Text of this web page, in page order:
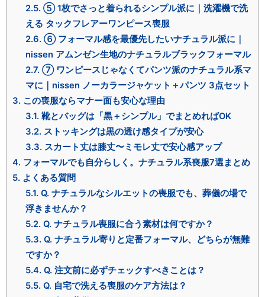
2.5. ⑤ 1枚でさっと着られるシンプル派に｜洗濯機で洗
える タックフレアーワンピース喪服
2.6. ⑥ フォーマル感を最優先したいナチュラル派に｜
nissen アムンゼン生地のナチュラルブラックフォーマル
2.7. ⑦ ワンピースじゃなくてパンツ派のナチュラル系マ
マに｜nissen ノーカラージャケット＋パンツ 3点セット
3. この喪服ならマナー面も安心な理由
3.1. 靴とバッグは「黒＋シンプル」でまとめればOK
3.2. ストッキングは黒の透け感タイプが安心
3.3. スカート丈は膝丈〜ミモレ丈で安心感アップ
4. フォーマルでも自分らしく。ナチュラル系喪服7選まとめ
5. よくある質問
5.1. Q. ナチュラルなシルエットの喪服でも、葬儀の場で
浮きませんか？
5.2. Q. ナチュラル喪服に合う素材は何ですか？
5.3. Q. ナチュラル寄りと定番フォーマル、どちらが無難
ですか？
5.4. Q. 注文前に必ずチェックすべきことは？
5.5. Q. 自宅で洗える喪服のケア方法は？